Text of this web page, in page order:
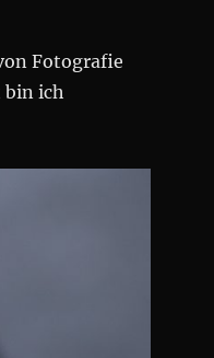
Fotografie
bin ich